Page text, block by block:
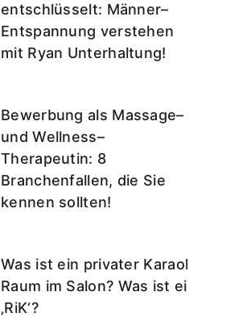
entschlüsselt: Männer–
Entspannung verstehen
mit Ryan Unterhaltung!
Bewerbung als Massage–
und Wellness–
Therapeutin: 8
Branchenfallen, die Sie
kennen sollten!
Was ist ein privater Karaoke–
Raum im Salon? Was ist ein
‚RiK‘?